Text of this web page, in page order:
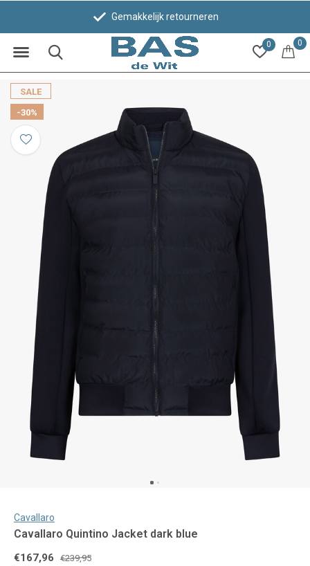
0 0
Gemakkelijk retourneren
SALE
-30%
Cavallaro
Cavallaro Quintino Jacket dark blue
€167,96
€239,95